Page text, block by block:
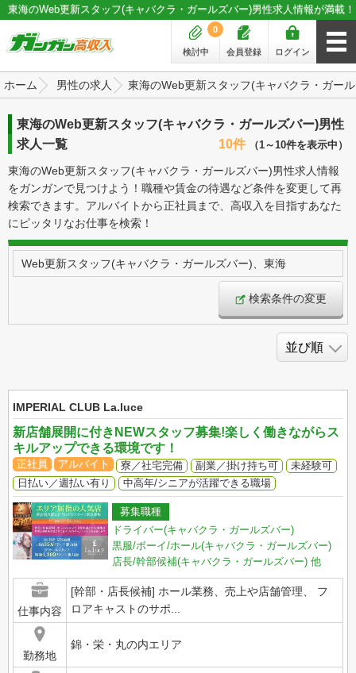
東海のWeb更新スタッフ(キャバクラ・ガールズバー)男性求人情報が満載！
ログイン
会員登録
検討中
0
ホーム 男性の求人 東海のWeb更新スタッフ(キャバクラ・ガー
東海のWeb更新スタッフ(キャバクラ・ガールズバー)男性
求人一覧
10件 （1～10件を表示中）
東海のWeb更新スタッフ(キャバクラ・ガールズバー)男性求人情報
をガンガンで見つけよう！職種や賃金の待遇など条件を変更して再
検索できます。アルバイトから正社員まで、高収入を目指すあなた
にピッタリなお仕事を検索！
Web更新スタッフ(キャバクラ・ガールズバー)、東海
検索条件の変更
IMPERIAL CLUB La.luce
新店舗展開に付きNEWスタッフ募集!楽しく働きながらス
キルアップできる環境です！
正社員 アルバイト 寮／社宅完備 副業／掛け持ち可
未経験可
日払い／週払い有り
中高年/シニアが活躍できる職場
募集職種
ドライバー(キャバクラ・ガールズバー)
黒服/ボーイ/ホール(キャバクラ・ガールズバー)
店長/幹部候補(キャバクラ・ガールズバー) 他
仕事内容
[幹部・店長候補] ホール業務、売上や店舗管理、 フ
ロアキャストのサポ...
勤務地
錦・栄・丸の内エリア